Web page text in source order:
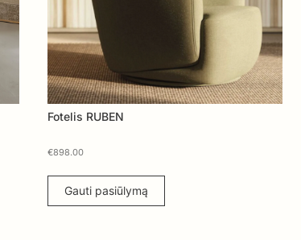
Fotelis RUBEN
€898.00
Gauti pasiūlymą